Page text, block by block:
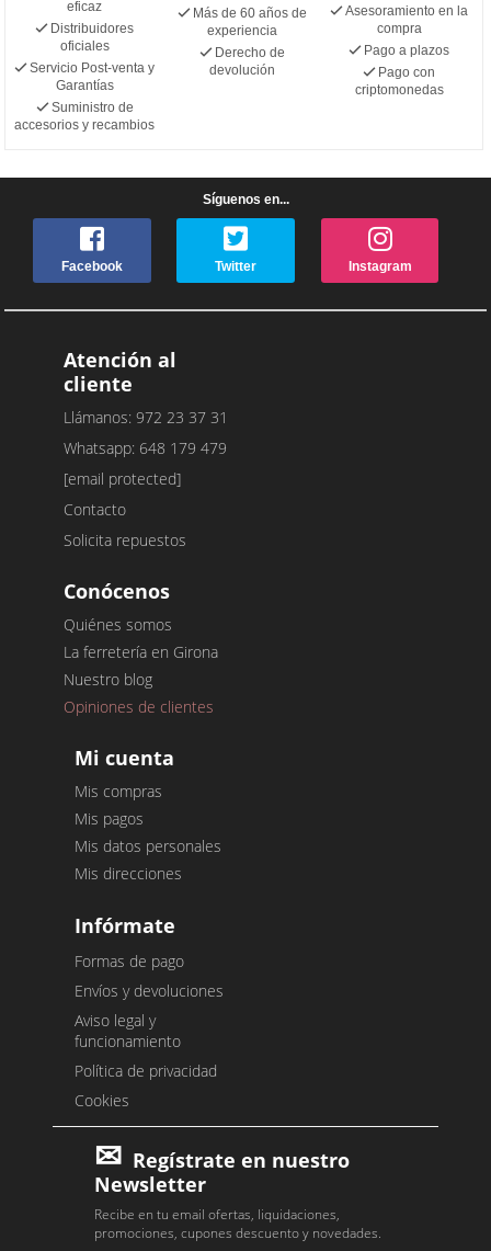
eficaz
Distribuidores
oficiales
Servicio Post-venta y
Garantías
Suministro de
accesorios y recambios
Más de 60 años de
experiencia
Derecho de
devolución
Asesoramiento en la
compra
Pago a plazos
Pago con
criptomonedas
Síguenos en...
Facebook Twitter Instagram
Atención al
cliente
Llámanos: 972 23 37 31
Whatsapp: 648 179 479
[email protected]
Contacto
Solicita repuestos
Conócenos
Quiénes somos
La ferretería en Girona
Nuestro blog
Opiniones de clientes
Mi cuenta
Mis compras
Mis pagos
Mis datos personales
Mis direcciones
Infórmate
Formas de pago
Envíos y devoluciones
Aviso legal y
funcionamiento
Política de privacidad
Cookies
Regístrate en nuestro
Newsletter
Recibe en tu email ofertas, liquidaciones,
promociones, cupones descuento y novedades.